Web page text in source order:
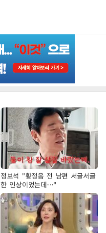
정보석 "황정음 전 남편 서글서글
한 인상이었는데…"